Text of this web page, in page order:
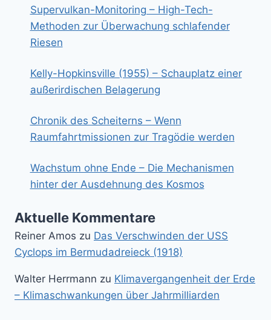
Supervulkan-Monitoring – High-Tech-
Methoden zur Überwachung schlafender
Riesen
Kelly-Hopkinsville (1955) – Schauplatz einer
außerirdischen Belagerung
Chronik des Scheiterns – Wenn
Raumfahrtmissionen zur Tragödie werden
Wachstum ohne Ende – Die Mechanismen
hinter der Ausdehnung des Kosmos
Aktuelle Kommentare
Reiner Amos zu Das Verschwinden der USS
Cyclops im Bermudadreieck (1918)
Walter Herrmann zu Klimavergangenheit der Erde
– Klimaschwankungen über Jahrmilliarden